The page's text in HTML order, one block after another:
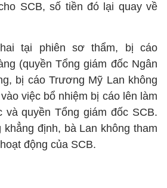
SCB, số tiền đó lại quay về
tại phiên sơ thẩm, bị cáo
(quyền Tổng giám đốc Ngân
bị cáo Trương Mỹ Lan không
việc bổ nhiệm bị cáo lên làm
và quyền Tổng giám đốc SCB.
khẳng định, bà Lan không tham
động của SCB.